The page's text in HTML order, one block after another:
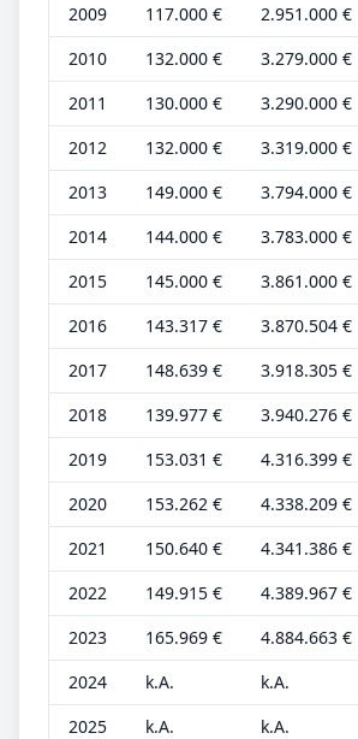
2009
117.000 € 2.951.000 €
2010
132.000 € 3.279.000 €
2011
130.000 € 3.290.000 €
2012
132.000 € 3.319.000 €
2013
149.000 € 3.794.000 €
2014
144.000 € 3.783.000 €
2015
145.000 € 3.861.000 €
2016
143.317 € 3.870.504 €
2017
148.639 € 3.918.305 €
2018
139.977 € 3.940.276 €
2019
153.031 € 4.316.399 €
2020
153.262 € 4.338.209 €
2021
150.640 € 4.341.386 €
2022
149.915 € 4.389.967 €
2023
165.969 € 4.884.663 €
2024
k.A. k.A.
2025
k.A. k.A.